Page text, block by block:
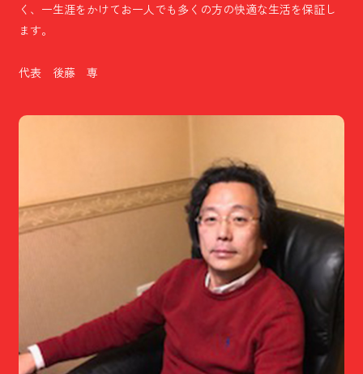
く、一生涯をかけてお一人でも多くの方の快適な生活を保証し
ます。
代表 後藤 専